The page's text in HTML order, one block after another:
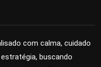
com calma, cuidado
buscando